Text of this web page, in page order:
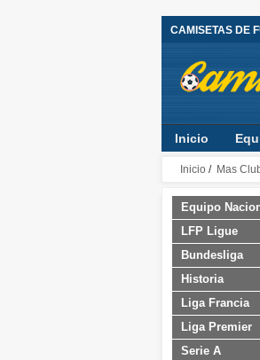
CAMISETAS DE
Inicio
Inicio / Mas
Equipo
LFP Ligue
Bundesliga
Historia
Liga Francia
Liga Premier
Serie A